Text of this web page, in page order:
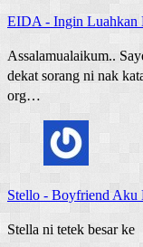
EIDA - Ingin Luahkan
Assalamualaikum..
dekat sorang ni nak
org…
Stello - Boyfriend Aku
Stella ni tetek besar ke